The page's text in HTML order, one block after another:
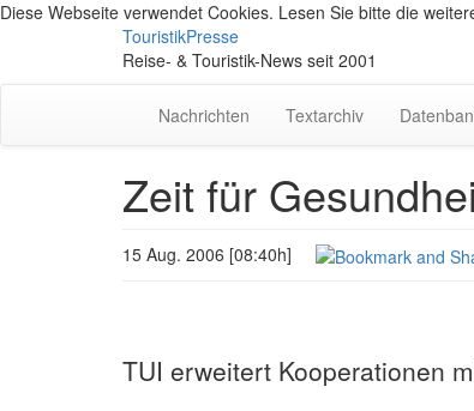
Diese Webseite verwendet Cookies. Lesen Sie bitte die
TouristikPresse
Reise- & Touristik-News seit 2001
Nachrichten Textarchiv
Zeit für
15 Aug. 2006 [08:40h]
TUI erweitert Kooperationen